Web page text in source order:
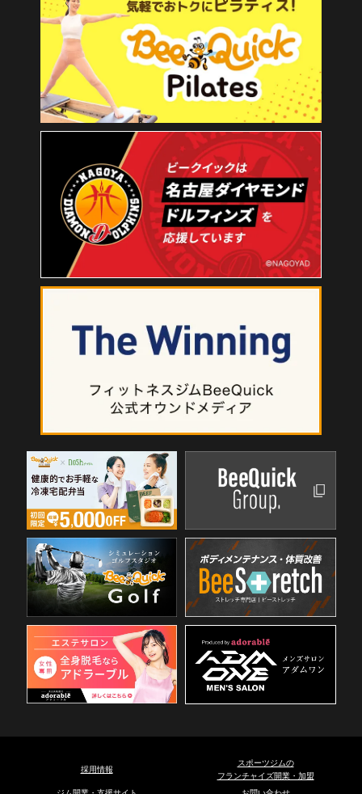
採用情報
スポーツジムの
フランチャイズ開業・加盟